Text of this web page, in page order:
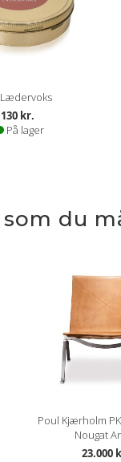
130 kr.
På lager
du
Poul Kjærholm
Nougat
23.000